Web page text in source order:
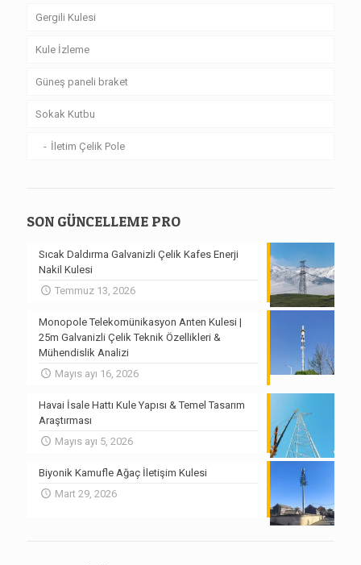
Gergili Kulesi
Kule İzleme
Güneş paneli braket
Sokak Kutbu
İletim Çelik Pole
SON GÜNCELLEME PRO
Sıcak Daldırma Galvanizli Çelik Kafes Enerji
Nakil Kulesi
Temmuz 13, 2026
Monopole Telekomünikasyon Anten Kulesi |
25m Galvanizli Çelik Teknik Özellikleri &
Mühendislik Analizi
Mayıs ayı 16, 2026
Havai İsale Hattı Kule Yapısı & Temel Tasarım
Araştırması
Mayıs ayı 5, 2026
Biyonik Kamufle Ağaç İletişim Kulesi
Mart 29, 2026